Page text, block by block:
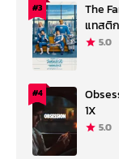
#3
The
แทสติ
5.0
#4
1X
5.0